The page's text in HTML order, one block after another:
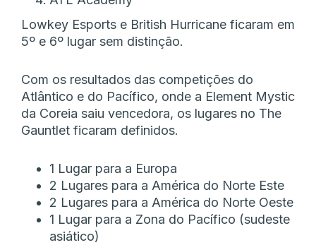
Lowkey Esports e British Hurricane ficaram em
5º e 6º lugar sem distinção.
Com os resultados das competições do
Atlântico e do Pacífico, onde a Element Mystic
da Coreia saiu vencedora, os lugares no The
Gauntlet ficaram definidos.
1 Lugar para a Europa
2 Lugares para a América do Norte Este
2 Lugares para a América do Norte Oeste
1 Lugar para a Zona do Pacífico (sudeste
asiático)